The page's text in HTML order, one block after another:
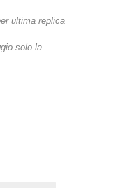
ultima replica
solo la